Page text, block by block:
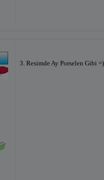
3. Resimde Ay Porselen Gibi